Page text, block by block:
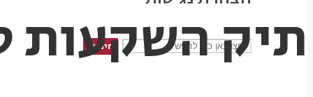
חיפוש
תיק השקעות